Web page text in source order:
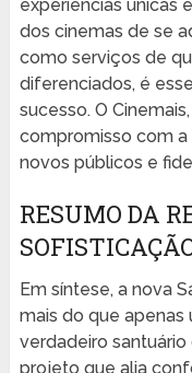
experiências únicas
dos cinemas de se
como serviços de
diferenciados, é
sucesso. O
compromisso com
novos públicos e
RESUMO DA
Em síntese, a nova
mais do que apenas
verdadeiro
projeto que alia